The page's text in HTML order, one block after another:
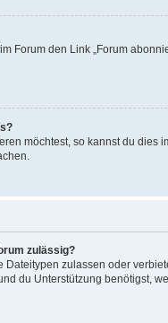
Forum den Link „Forum
möchtest, so kannst du dies
zulässig?
zulassen oder
du Unterstützung benötigst,